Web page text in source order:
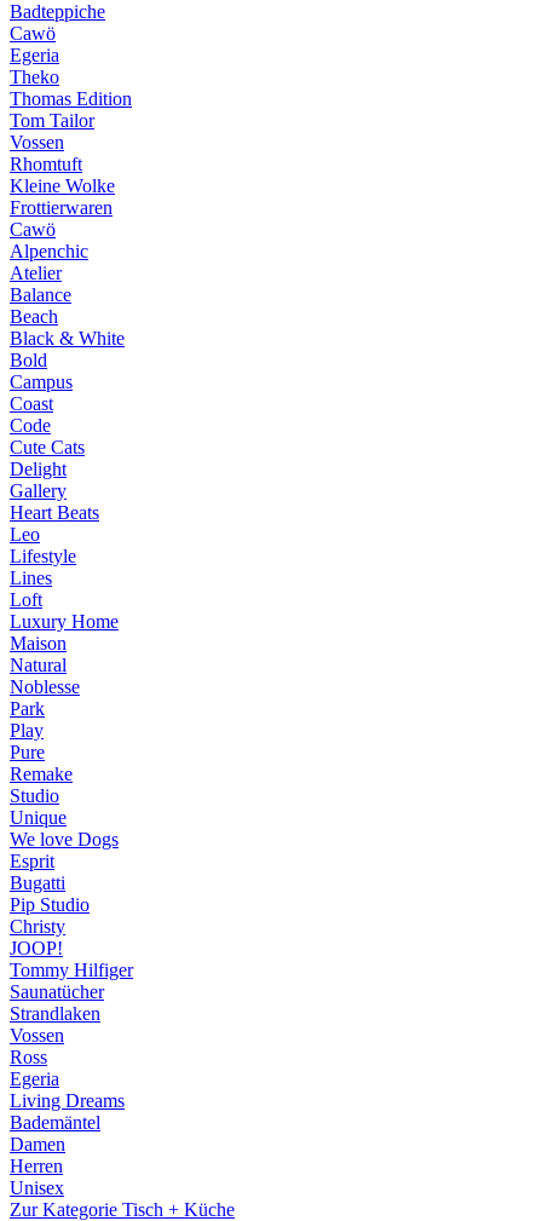
Badteppiche
Cawö
Egeria
Theko
Thomas Edition
Tom Tailor
Vossen
Rhomtuft
Kleine Wolke
Frottierwaren
Cawö
Alpenchic
Atelier
Balance
Beach
Black & White
Bold
Campus
Coast
Code
Cute Cats
Delight
Gallery
Heart Beats
Leo
Lifestyle
Lines
Loft
Luxury Home
Maison
Natural
Noblesse
Park
Play
Pure
Remake
Studio
Unique
We love Dogs
Esprit
Bugatti
Pip Studio
Christy
JOOP!
Tommy Hilfiger
Saunatücher
Strandlaken
Vossen
Ross
Egeria
Living Dreams
Bademäntel
Damen
Herren
Unisex
Zur Kategorie Tisch + Küche